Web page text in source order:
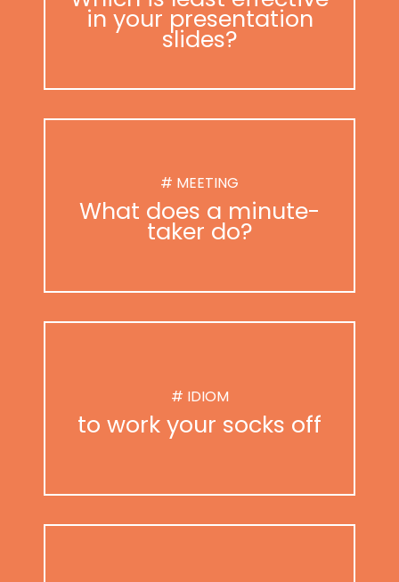
in your presentation
slides?
# MEETING
What does a minute-
taker do?
# IDIOM
to work your socks off